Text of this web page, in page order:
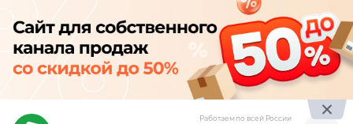
Работаем по всей России